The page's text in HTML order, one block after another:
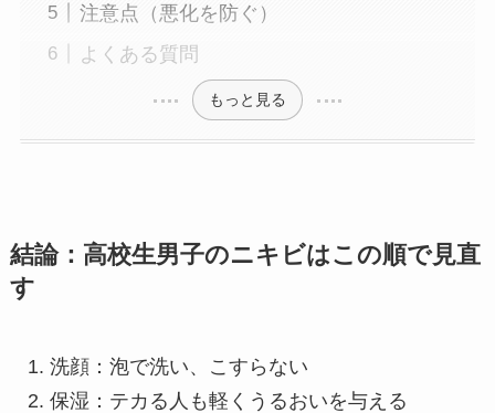
注意点（悪化を防ぐ）
よくある質問
もっと見る
結論：高校生男子のニキビはこの順で見直
す
洗顔：泡で洗い、こすらない
保湿：テカる人も軽くうるおいを与える